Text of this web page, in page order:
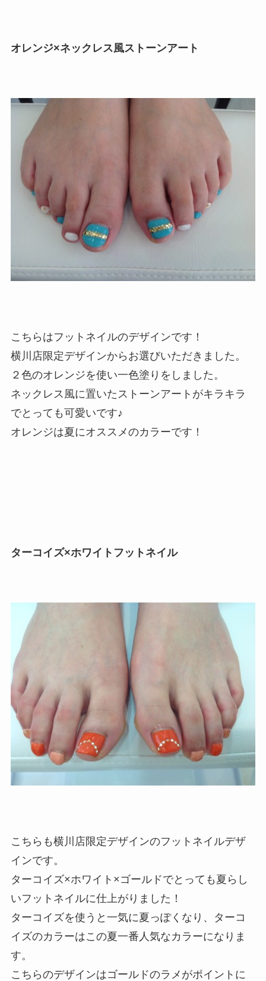
オレンジ×ネックレス風ストーンアート
こちらはフットネイルのデザインです！
横川店限定デザインからお選びいただきました。
２色のオレンジを使い一色塗りをしました。
ネックレス風に置いたストーンアートがキラキラ
でとっても可愛いです♪
オレンジは夏にオススメのカラーです！
ターコイズ×ホワイトフットネイル
こちらも横川店限定デザインのフットネイルデザ
インです。
ターコイズ×ホワイト×ゴールドでとっても夏らし
いフットネイルに仕上がりました！
ターコイズを使うと一気に夏っぽくなり、ターコ
イズのカラーはこの夏一番人気なカラーになりま
す。
こちらのデザインはゴールドのラメがポイントに